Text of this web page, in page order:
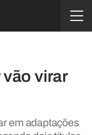
virar
em adaptações